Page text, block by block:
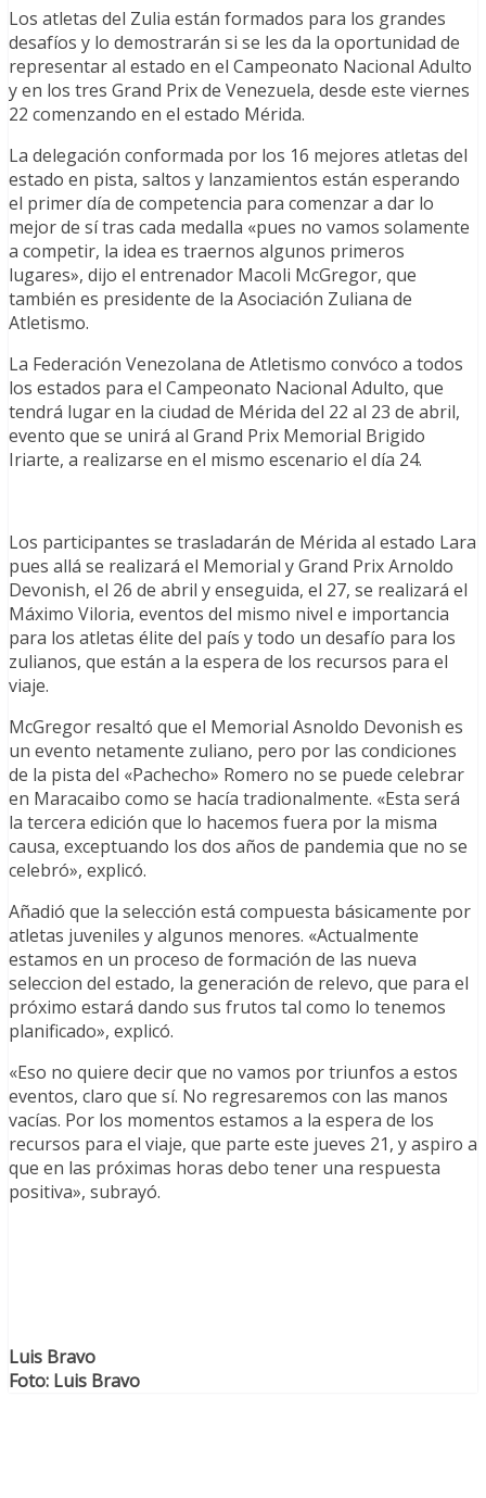
Los atletas del Zulia están formados para los grandes
desafíos y lo demostrarán si se les da la oportunidad de
representar al estado en el Campeonato Nacional Adulto
y en los tres Grand Prix de Venezuela, desde este viernes
22 comenzando en el estado Mérida.
La delegación conformada por los 16 mejores atletas del
estado en pista, saltos y lanzamientos están esperando
el primer día de competencia para comenzar a dar lo
mejor de sí tras cada medalla «pues no vamos solamente
a competir, la idea es traernos algunos primeros
lugares», dijo el entrenador Macoli McGregor, que
también es presidente de la Asociación Zuliana de
Atletismo.
La Federación Venezolana de Atletismo convóco a todos
los estados para el Campeonato Nacional Adulto, que
tendrá lugar en la ciudad de Mérida del 22 al 23 de abril,
evento que se unirá al Grand Prix Memorial Brigido
Iriarte, a realizarse en el mismo escenario el día 24.
Los participantes se trasladarán de Mérida al estado Lara
pues allá se realizará el Memorial y Grand Prix Arnoldo
Devonish, el 26 de abril y enseguida, el 27, se realizará el
Máximo Viloria, eventos del mismo nivel e importancia
para los atletas élite del país y todo un desafío para los
zulianos, que están a la espera de los recursos para el
viaje.
McGregor resaltó que el Memorial Asnoldo Devonish es
un evento netamente zuliano, pero por las condiciones
de la pista del «Pachecho» Romero no se puede celebrar
en Maracaibo como se hacía tradionalmente. «Esta será
la tercera edición que lo hacemos fuera por la misma
causa, exceptuando los dos años de pandemia que no se
celebró», explicó.
Añadió que la selección está compuesta básicamente por
atletas juveniles y algunos menores. «Actualmente
estamos en un proceso de formación de las nueva
seleccion del estado, la generación de relevo, que para el
próximo estará dando sus frutos tal como lo tenemos
planificado», explicó.
«Eso no quiere decir que no vamos por triunfos a estos
eventos, claro que sí. No regresaremos con las manos
vacías. Por los momentos estamos a la espera de los
recursos para el viaje, que parte este jueves 21, y aspiro a
que en las próximas horas debo tener una respuesta
positiva», subrayó.
Luis Bravo
Foto: Luis Bravo